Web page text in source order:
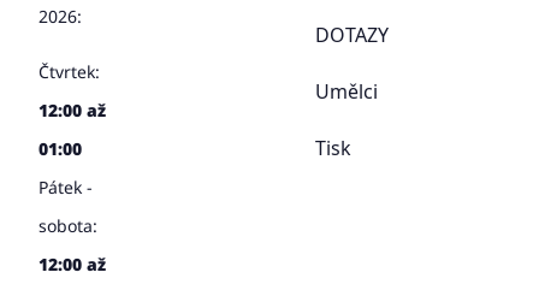
2026:
Čtvrtek:
12:00 až
01:00
Pátek -
sobota:
12:00 až
DOTAZY
Umělci
Tisk